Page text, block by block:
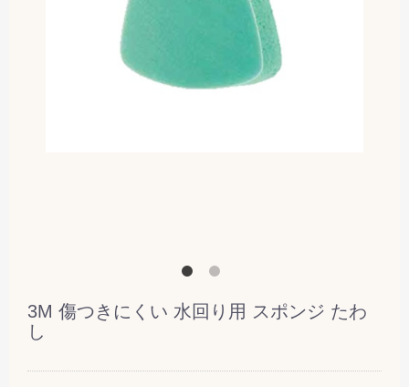
3M 傷つきにくい 水回り用 スポンジ たわ
し